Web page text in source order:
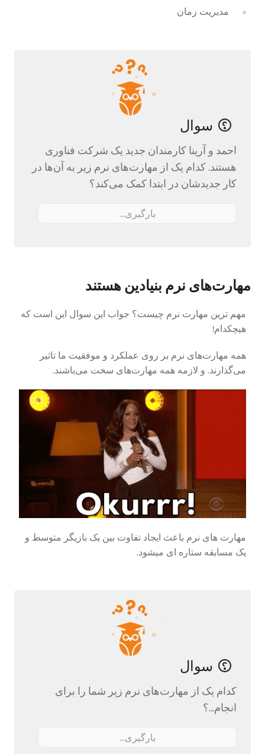
مدیریت زمان
سوال
احمد و آرینا کارمندان جدید یک شرکت فناوری
هستند. کدام یک از مهارت‌های نرم زیر به آن‌ها در
کار جدیدشان در ابتدا کمک می‌کند؟
بارگیری...
مهارت‌های نرم بنیادین هستند
مهم ترین مهارت نرم چیست؟ جواب این سوال این است که
هیچکدام!
همه مهارت‌های نرم بر روی عملکرد و موفقیت ما تاثیر
می‌گذارند. و لازمه همه مهارت‌های سخت می‌باشند.
مهارت های نرم باعث ایجاد تفاوت بین یک بازیگر متوسط و
یک مسابقه ستاره ای میشود.
سوال
کدام یک از مهارت‌های نرم زیر شما را برای
انجام...؟
بارگیری...